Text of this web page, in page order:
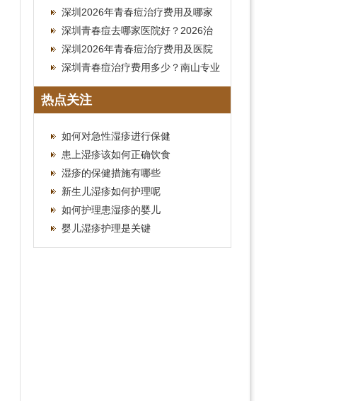
见效！
南山皮肤科就诊费用参考
深圳2026年青春痘治疗费用及哪家
医院好全指南
深圳青春痘去哪家医院好？2026治
疗费用参考
深圳2026年青春痘治疗费用及医院
推荐攻略
深圳青春痘治疗费用多少？南山专业
机构选择
热点关注
如何对急性湿疹进行保健
患上湿疹该如何正确饮食
湿疹的保健措施有哪些
新生儿湿疹如何护理呢
如何护理患湿疹的婴儿
婴儿湿疹护理是关键